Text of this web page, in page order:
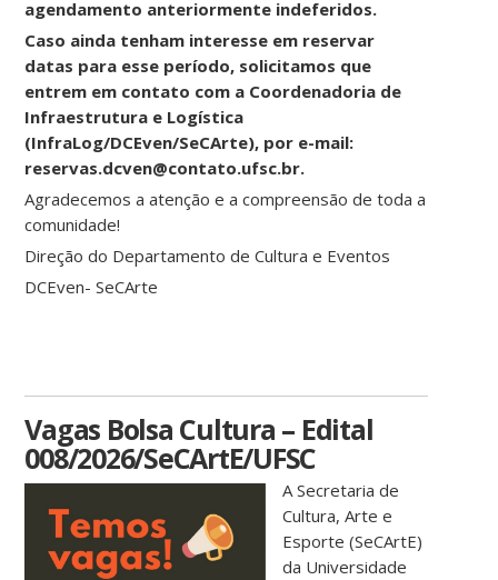
agendamento anteriormente indeferidos.
Caso ainda tenham interesse em reservar
datas para esse período, solicitamos que
entrem em contato com a Coordenadoria de
Infraestrutura e Logística
(InfraLog/DCEven/SeCArte), por e-mail:
reservas.dcven@contato.ufsc.br.
Agradecemos a atenção e a compreensão de toda a
comunidade!
Direção do Departamento de Cultura e Eventos
DCEven- SeCArte
Vagas Bolsa Cultura – Edital
008/2026/SeCArtE/UFSC
A Secretaria de
Cultura, Arte e
Esporte (SeCArtE)
da Universidade